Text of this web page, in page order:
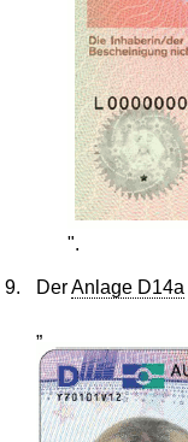
".
9. DerAnlage D14a
„